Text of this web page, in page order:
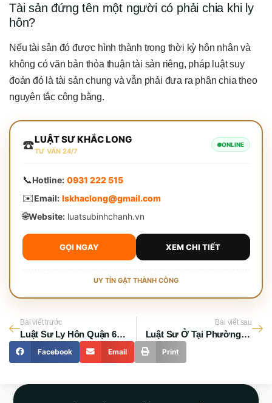
Tài sản đứng tên một người có phải chia khi ly
hôn?
Nếu tài sản đó được hình thành trong thời kỳ hôn nhân và
không có văn bản thỏa thuận tài sản riêng, pháp luật suy
đoán đó là tài sản chung và vẫn phải đưa ra phân chia theo
nguyên tắc công bằng.
☎️LUẬT SƯ KHẮC LONG
TƯ VẤN 24/7
ONLINE
📞Hotline: 0931 222 515
✉️Email: lskhaclong@gmail.com
🌐Website:luatsubinhchanh.vn
GỌI NGAY XEM CHI TIẾT
UY TÍN GẶT THÀNH CÔNG
Bài viết trước
Luật Sư Ly Hôn Quận 6 – Giải Quyết Nhanh Chóng, Tranh Chấp Tài Sản
Bài viết sau
Luật Sư Ở Tại Phường Cầu Ông Lãnh TP.HCM – Tư Vấn Pháp Lý Uy Tín
Facebook Email Print